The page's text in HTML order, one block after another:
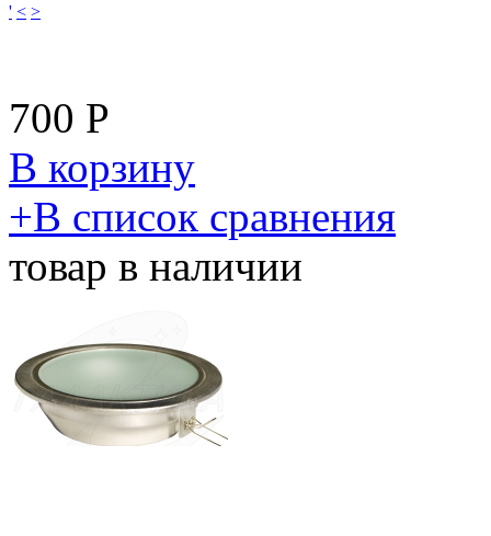
' < >
700 Р
В корзину
​+В список сравнения
товар в наличии